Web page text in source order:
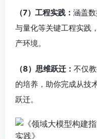
（7）工程实践： 涵盖
与量化等关键工程实践
产环境。
（8）思维跃迁： 不仅
的培养，助你完成从技
跃迁。